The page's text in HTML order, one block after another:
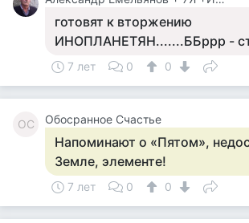
готовят к вторжению
ИНОПЛАНЕТЯН.......ББррр -
7 лет 0 0
ОС Обосранное Счастье
Напоминают о «Пятом»,
Земле, элементе!
7 лет 0 0